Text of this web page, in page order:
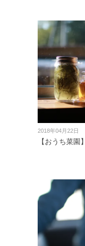
2018年04月22日
【おうち菜